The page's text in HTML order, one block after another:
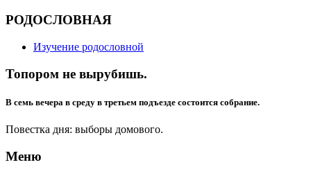
РОДОСЛОВНАЯ
Изучение родословной
Топором не вырубишь.
В семь вечера в среду в третьем подъезде состоится собрание.
Повестка дня: выборы домового.
Меню